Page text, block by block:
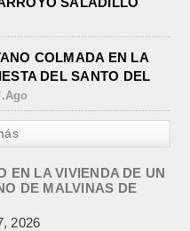
COLMADA EN LA
DEL SANTO DEL
EN LA VIVIENDA DE UN
DE MALVINAS DE
2026